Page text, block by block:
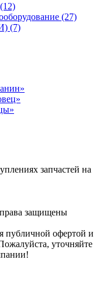
(27)
(7)
запчастей на
защищены
публичной офертой и
уточняйте